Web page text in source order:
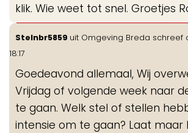
klik. Wie weet tot snel. Groetjes
Stelnbr5859 uit Omgeving Breda schreef
18:17
Goedeavond allemaal, Wij
Vrijdag of volgende week naar
te gaan. Welk stel of stellen
intensie om te gaan? Laat maar